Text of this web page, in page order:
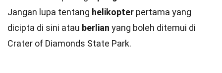
Jangan lupa tentang helikopter pertama yang
dicipta di sini atau berlian yang boleh ditemui di
Crater of Diamonds State Park.